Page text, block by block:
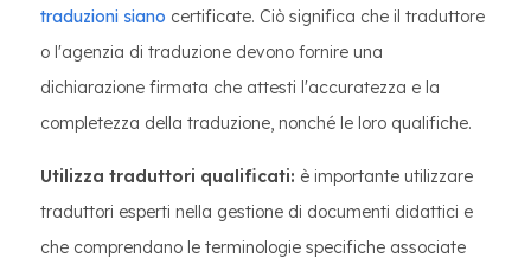
traduzioni siano certificate. Ciò significa che il traduttore
o l'agenzia di traduzione devono fornire una
dichiarazione firmata che attesti l'accuratezza e la
completezza della traduzione, nonché le loro qualifiche.
Utilizza traduttori qualificati: è importante utilizzare
traduttori esperti nella gestione di documenti didattici e
che comprendano le terminologie specifiche associate